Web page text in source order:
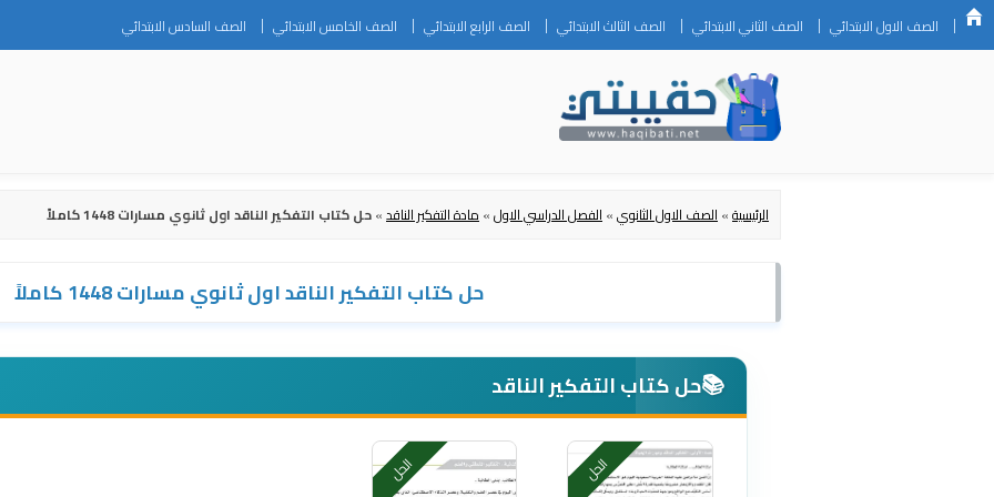
Skip
to
الصف الاول الابتدائي الصف الثاني الابتدائي الصف الثالث الابتدائي الصف الرابع الابتدائي الصف الخامس الابتدائي الصف السادس الابتدائي
الرئيسية»الصف الاول الثانوي»الفصل الدراسي الاول»مادة التفكير الناقد»حل كتاب التفكير الناقد اول ثانوي مسارات 1448 كاملاً
حل كتاب التفكير الناقد اول ثانوي مسارات 1448 كاملاً
📚حل كتاب التفكير الناقد
الحل الحل